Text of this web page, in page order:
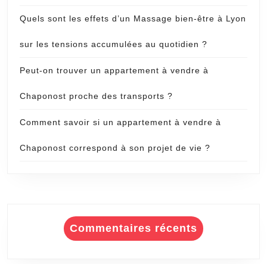
Quels sont les effets d’un Massage bien-être à Lyon
sur les tensions accumulées au quotidien ?
Peut-on trouver un appartement à vendre à
Chaponost proche des transports ?
Comment savoir si un appartement à vendre à
Chaponost correspond à son projet de vie ?
Commentaires récents